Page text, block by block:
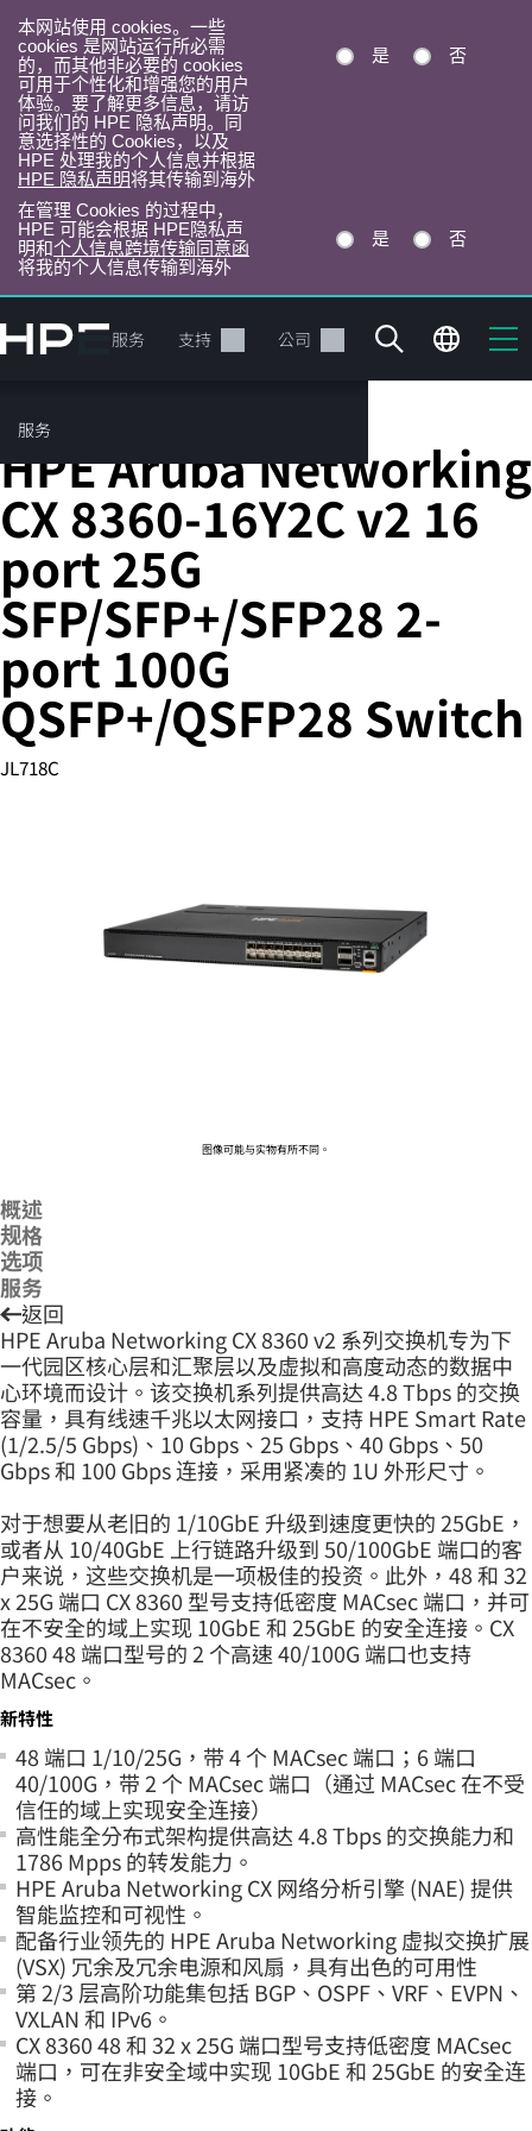
本网站使用 cookies。一些
cookies 是网站运行所必需
的，而其他非必要的 cookies
可用于个性化和增强您的用户
体验。要了解更多信息，请访
问我们的 HPE 隐私声明。同
意选择性的 Cookies，以及
HPE 处理我的个人信息并根据
HPE 隐私声明将其传输到海外
是 否
在管理 Cookies 的过程中，
HPE 可能会根据 HPE隐私声
明和个人信息跨境传输同意函
将我的个人信息传输到海外
是 否
转
到
目
录
产品 服务 支持 公司
服务
您的购物车目前是空的
前往 HPE 商店浏览、配置和订购。
固定端口 L3 托管以太网交换机
HPE Aruba Networking
CX 8360-16Y2C v2 16
port 25G
SFP/SFP+/SFP28 2-
port 100G
QSFP+/QSFP28 Switch
JL718C
图像可能与实物有所不同。
概述
规格
选项
服务
返回
HPE Aruba Networking CX 8360 v2 系列交换机专为下
一代园区核心层和汇聚层以及虚拟和高度动态的数据中
心环境而设计。该交换机系列提供高达 4.8 Tbps 的交换
容量，具有线速千兆以太网接口，支持 HPE Smart Rate
(1/2.5/5 Gbps)、10 Gbps、25 Gbps、40 Gbps、50
Gbps 和 100 Gbps 连接，采用紧凑的 1U 外形尺寸。
对于想要从老旧的 1/10GbE 升级到速度更快的 25GbE，
或者从 10/40GbE 上行链路升级到 50/100GbE 端口的客
户来说，这些交换机是一项极佳的投资。此外，48 和 32
x 25G 端口 CX 8360 型号支持低密度 MACsec 端口，并可
在不安全的域上实现 10GbE 和 25GbE 的安全连接。CX
8360 48 端口型号的 2 个高速 40/100G 端口也支持
MACsec。
新特性
48 端口 1/10/25G，带 4 个 MACsec 端口；6 端口
40/100G，带 2 个 MACsec 端口（通过 MACsec 在不受
信任的域上实现安全连接）
高性能全分布式架构提供高达 4.8 Tbps 的交换能力和
1786 Mpps 的转发能力。
HPE Aruba Networking CX 网络分析引擎 (NAE) 提供
智能监控和可视性。
配备行业领先的 HPE Aruba Networking 虚拟交换扩展
(VSX) 冗余及冗余电源和风扇，具有出色的可用性
第 2/3 层高阶功能集包括 BGP、OSPF、VRF、EVPN、
VXLAN 和 IPv6。
CX 8360 48 和 32 x 25G 端口型号支持低密度 MACsec
端口，可在非安全域中实现 10GbE 和 25GbE 的安全连
接。